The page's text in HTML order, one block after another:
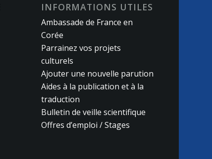
INFORMATIONS UTILES
Ambassade de France en
Corée
Parrainez vos projets
culturels
Ajouter une nouvelle parution
Aides à la publication et à la
traduction
Bulletin de veille scientifique
Offres d’emploi / Stages